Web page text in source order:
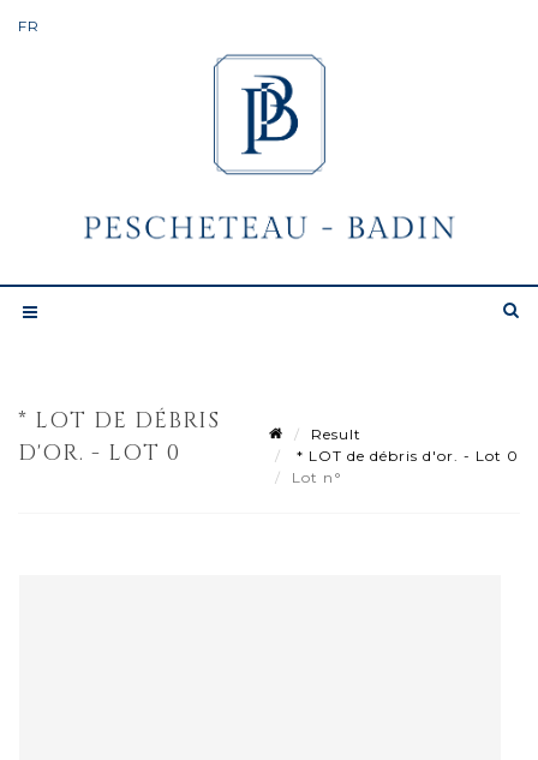
* LOT DE DÉBRIS
D'OR. - LOT 0
Result
* LOT de débris d'or. - Lot 0
Lot n°